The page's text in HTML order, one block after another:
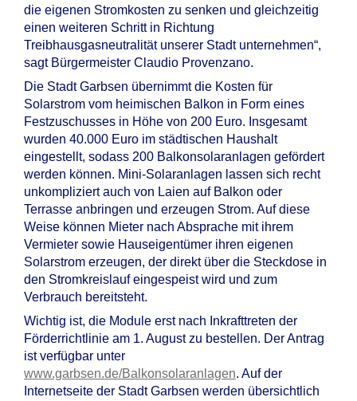
die eigenen Stromkosten zu senken und gleichzeitig
einen weiteren Schritt in Richtung
Treibhausgasneutralität unserer Stadt unternehmen“,
sagt Bürgermeister Claudio Provenzano.
Die Stadt Garbsen übernimmt die Kosten für
Solarstrom vom heimischen Balkon in Form eines
Festzuschusses in Höhe von 200 Euro. Insgesamt
wurden 40.000 Euro im städtischen Haushalt
eingestellt, sodass 200 Balkonsolaranlagen gefördert
werden können. Mini-Solaranlagen lassen sich recht
unkompliziert auch von Laien auf Balkon oder
Terrasse anbringen und erzeugen Strom. Auf diese
Weise können Mieter nach Absprache mit ihrem
Vermieter sowie Hauseigentümer ihren eigenen
Solarstrom erzeugen, der direkt über die Steckdose in
den Stromkreislauf eingespeist wird und zum
Verbrauch bereitsteht.
Wichtig ist, die Module erst nach Inkrafttreten der
Förderrichtlinie am 1. August zu bestellen. Der Antrag
ist verfügbar unter
www.garbsen.de/Balkonsolaranlagen. Auf der
Internetseite der Stadt Garbsen werden übersichtlich